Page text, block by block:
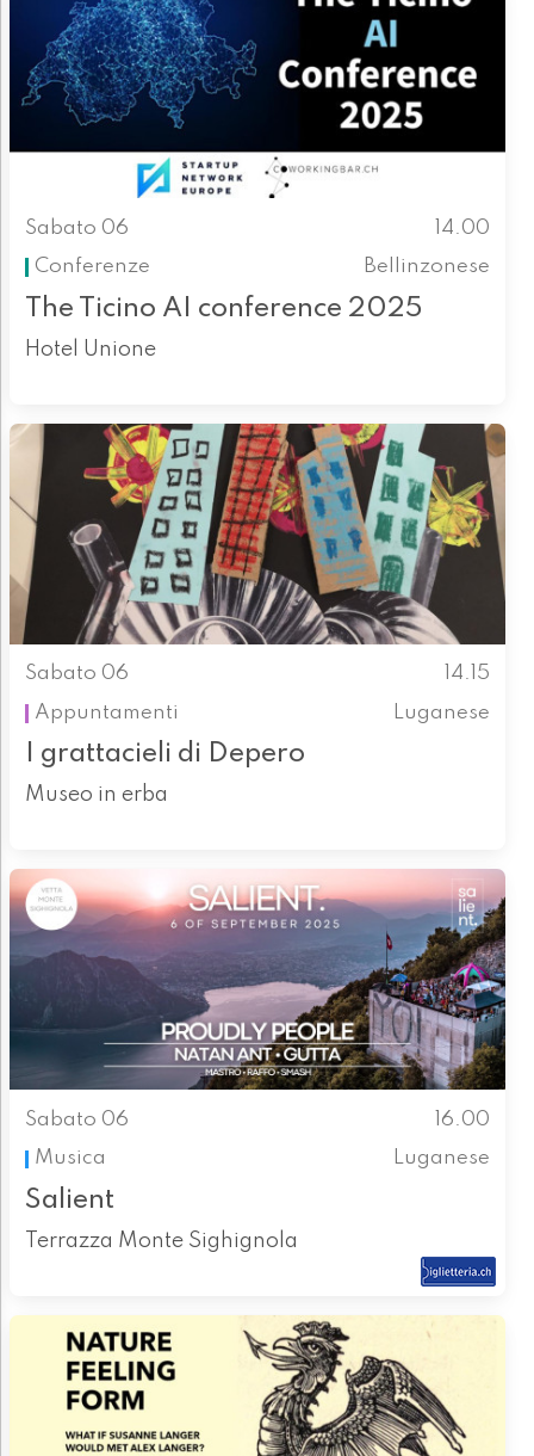
Sabato 06
14.00
Conferenze
Bellinzonese
The Ticino AI conference 2025
Hotel Unione
Sabato 06
14.15
Appuntamenti
Luganese
I grattacieli di Depero
Museo in erba
Sabato 06
16.00
Musica
Luganese
Salient
Terrazza Monte Sighignola